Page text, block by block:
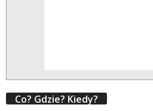
Co? Gdzie? Kiedy?